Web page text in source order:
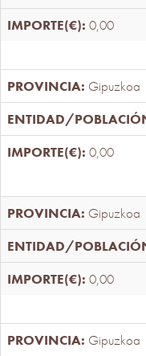
0,00
Gipuzkoa
0,00
Gipuzkoa
0,00
Gipuzkoa